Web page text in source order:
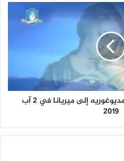
رسالة مريم العذراء في مديوغوريه إلى ميريانا في 2 آب
2019